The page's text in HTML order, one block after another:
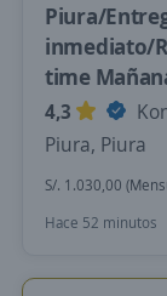
Piura/
inmediato/
time
4,3
Piura, Piura
S/. 1.030,00
Hace 52 minutos